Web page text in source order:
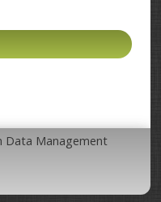
Data Management